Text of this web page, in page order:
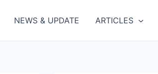
NEWS & UPDATE ARTICLES